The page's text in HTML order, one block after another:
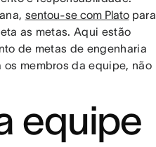
sentou-se com Platopara
as metas. Aqui estão
de metas de engenharia
membros da equipe, não
equipe